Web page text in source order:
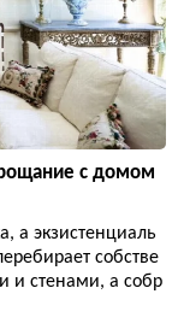
с домом
а экзистенциаль
собстве
и стенами, а собр